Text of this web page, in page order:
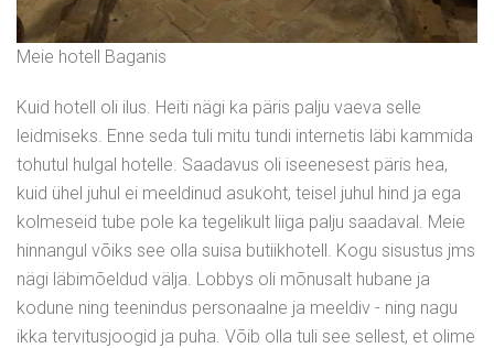
Meie hotell Baganis
Kuid hotell oli ilus. Heiti nägi ka päris palju vaeva selle
leidmiseks. Enne seda tuli mitu tundi internetis läbi kammida
tohutul hulgal hotelle. Saadavus oli iseenesest päris hea,
kuid ühel juhul ei meeldinud asukoht, teisel juhul hind ja ega
kolmeseid tube pole ka tegelikult liiga palju saadaval. Meie
hinnangul võiks see olla suisa butiikhotell. Kogu sisustus jms
nägi läbimõeldud välja. Lobbys oli mõnusalt hubane ja
kodune ning teenindus personaalne ja meeldiv - ning nagu
ikka tervitusjoogid ja puha. Võib olla tuli see sellest, et olime